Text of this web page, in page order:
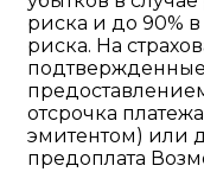
риска и до 90%
риска. На
отсрочка
эмитентом) или
предоплата